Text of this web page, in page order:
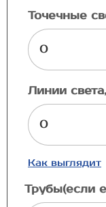
Точечные
Линии
Как выглядит
Трубы(если